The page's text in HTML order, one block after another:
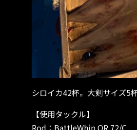
シロイカ42杯。大剣サイズ5
【使用タックル】
Rod：BattleWhip OR 72/C